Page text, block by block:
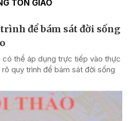
TÔN GIÁO
để bám sát đời sống
có thể áp dụng trực tiếp vào thực
quy trình để bám sát đời sống